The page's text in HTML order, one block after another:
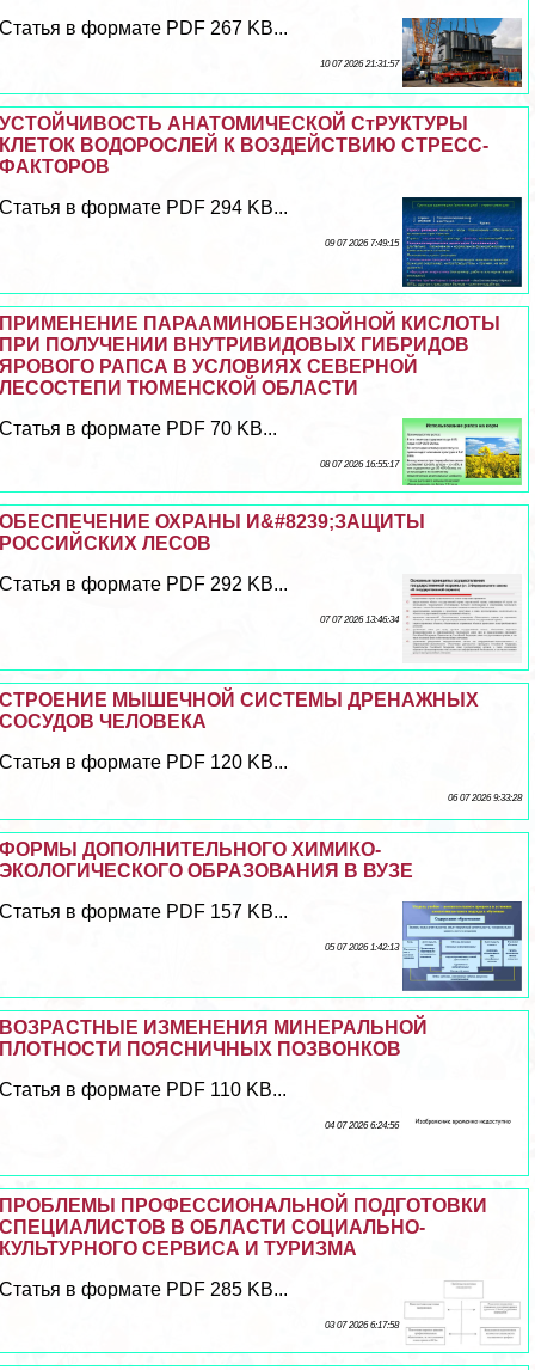
Статья в формате PDF 267 KB...
10 07 2026 21:31:57
УСТОЙЧИВОСТЬ АНАТОМИЧЕСКОЙ СтРУКТУРЫ
КЛЕТОК ВОДОРОСЛЕЙ К ВОЗДЕЙСТВИЮ СТРЕСС-
ФАКТОРОВ
Статья в формате PDF 294 KB...
09 07 2026 7:49:15
ПРИМЕНЕНИЕ ПАРААМИНОБЕНЗОЙНОЙ КИСЛОТЫ
ПРИ ПОЛУЧЕНИИ ВНУТРИВИДОВЫХ ГИБРИДОВ
ЯРОВОГО РАПСА В УСЛОВИЯХ СЕВЕРНОЙ
ЛЕСОСТЕПИ ТЮМЕНСКОЙ ОБЛАСТИ
Статья в формате PDF 70 KB...
08 07 2026 16:55:17
ОБЕСПЕЧЕНИЕ ОХРАНЫ И&#8239;ЗАЩИТЫ
РОССИЙСКИХ ЛЕСОВ
Статья в формате PDF 292 KB...
07 07 2026 13:46:34
СТРОЕНИЕ МЫШЕЧНОЙ СИСТЕМЫ ДРЕНАЖНЫХ
СОСУДОВ ЧЕЛОВЕКА
Статья в формате PDF 120 KB...
06 07 2026 9:33:28
ФОРМЫ ДОПОЛНИТЕЛЬНОГО ХИМИКО-
ЭКОЛОГИЧЕСКОГО ОБРАЗОВАНИЯ В ВУЗЕ
Статья в формате PDF 157 KB...
05 07 2026 1:42:13
ВОЗРАСТНЫЕ ИЗМЕНЕНИЯ МИНЕРАЛЬНОЙ
ПЛОТНОСТИ ПОЯСНИЧНЫХ ПОЗВОНКОВ
Статья в формате PDF 110 KB...
04 07 2026 6:24:56
ПРОБЛЕМЫ ПРОФЕССИОНАЛЬНОЙ ПОДГОТОВКИ
СПЕЦИАЛИСТОВ В ОБЛАСТИ СОЦИАЛЬНО-
КУЛЬТУРНОГО СЕРВИСА И ТУРИЗМА
Статья в формате PDF 285 KB...
03 07 2026 6:17:58